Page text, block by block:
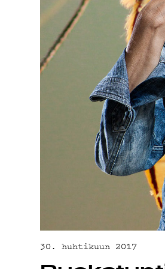
G
30. huhtikuun 2017